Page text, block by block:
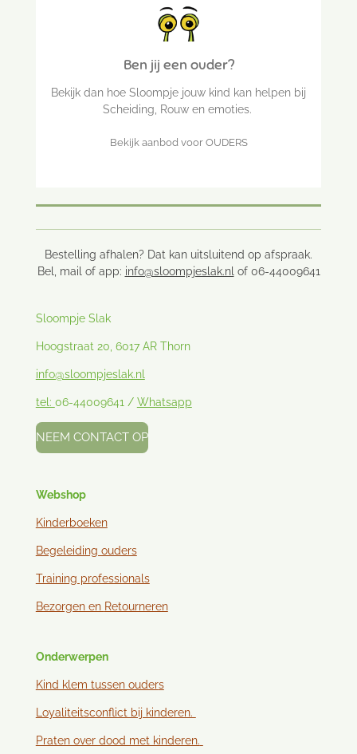
Ben jij een ouder?
Bekijk dan hoe Sloompje jouw kind kan helpen bij
Scheiding, Rouw en emoties.
Bekijk aanbod voor OUDERS
Bestelling afhalen? Dat kan uitsluitend op afspraak.
Bel, mail of app: info@sloompjeslak.nl of 06-44009641
Sloompje Slak
Hoogstraat 20, 6017 AR Thorn
info@sloompjeslak.nl
tel: 06-44009641 / Whatsapp
NEEM CONTACT OP
Webshop
Kinderboeken
Begeleiding ouders
Training professionals
Bezorgen en Retourneren
Onderwerpen
Kind klem tussen ouders
Loyaliteitsconflict bij kinderen.
Praten over dood met kinderen.